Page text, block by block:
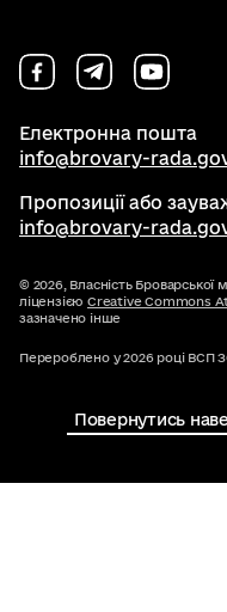
Електронна пошта
info@brovary-
Пропозиції або
info@brovary-
© 2026, Власність Броварської
ліцензією Creative Commons
зазначено інше
Перероблено у 2026 році ВСП
Повернутись